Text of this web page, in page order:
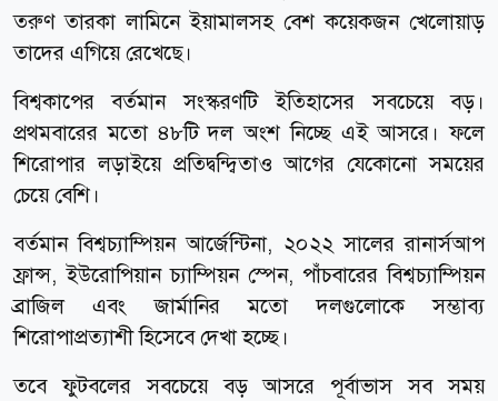
তরুণ তারকা লামিনে ইয়ামালসহ বেশ কয়েকজন খেলোয়াড়
তাদের এগিয়ে রেখেছে।
বিশ্বকাপের বর্তমান সংস্করণটি ইতিহাসের সবচেয়ে বড়।
প্রথমবারের মতো ৪৮টি দল অংশ নিচ্ছে এই আসরে। ফলে
শিরোপার লড়াইয়ে প্রতিদ্বন্দ্বিতাও আগের যেকোনো সময়ের
চেয়ে বেশি।
বর্তমান বিশ্বচ্যাম্পিয়ন আর্জেন্টিনা, ২০২২ সালের রানার্সআপ
ফ্রান্স, ইউরোপিয়ান চ্যাম্পিয়ন স্পেন, পাঁচবারের বিশ্বচ্যাম্পিয়ন
ব্রাজিল এবং জার্মানির মতো দলগুলোকে সম্ভাব্য
শিরোপাপ্রত্যাশী হিসেবে দেখা হচ্ছে।
তবে ফুটবলের সবচেয়ে বড় আসরে পূর্বাভাস সব সময়